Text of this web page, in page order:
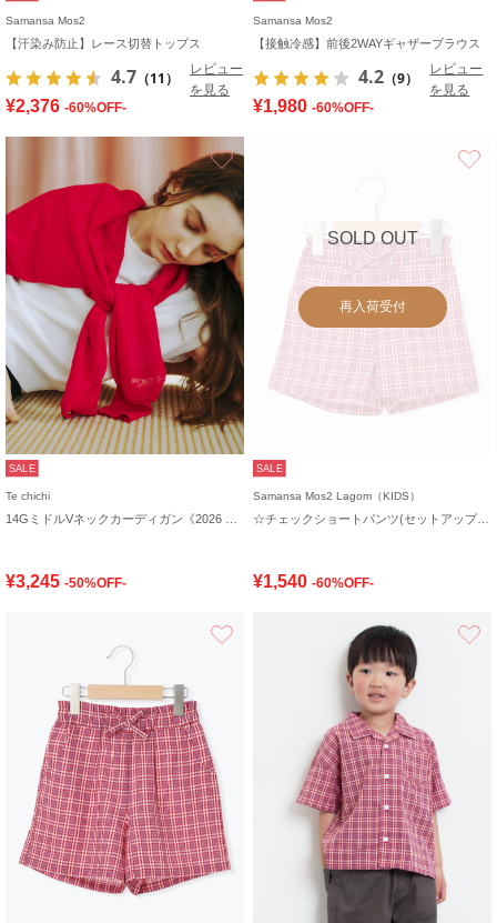
Samansa Mos2
【汗染み防止】レース切替トップス
4.7 （11）
レビュー
を見る
¥2,376 -60%OFF-
Samansa Mos2
【接触冷感】前後2WAYギャザーブラウス
4.2 （9）
レビュー
を見る
¥1,980 -60%OFF-
SALE
Te chichi
¥3,245 -50%OFF-
SOLD OUT
再入荷受付
SALE
Samansa Mos2 Lagom（KIDS）
☆チェックショートパンツ(セットアップ可)
¥1,540 -60%OFF-